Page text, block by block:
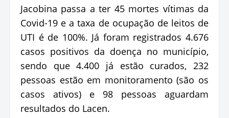
Jacobina passa a ter 45 mortes vítimas da
Covid-19 e a taxa de ocupação de leitos de
UTI é de 100%. Já foram registrados 4.676
casos positivos da doença no município,
sendo que 4.400 já estão curados, 232
pessoas estão em monitoramento (são os
casos ativos) e 98 pessoas aguardam
resultados do Lacen.